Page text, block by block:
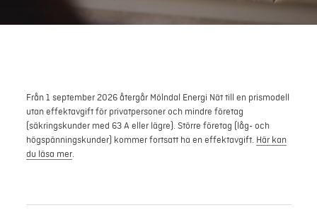
Elnät
Logga in
Mina sidor
Från 1 september 2026 återgår Mölndal Energi Nät till en prismodell
utan effektavgift för privatpersoner och mindre företag
(säkringskunder med 63 A eller lägre). Större företag (låg- och
högspänningskunder) kommer fortsatt ha en effektavgift. Här kan
du läsa mer.